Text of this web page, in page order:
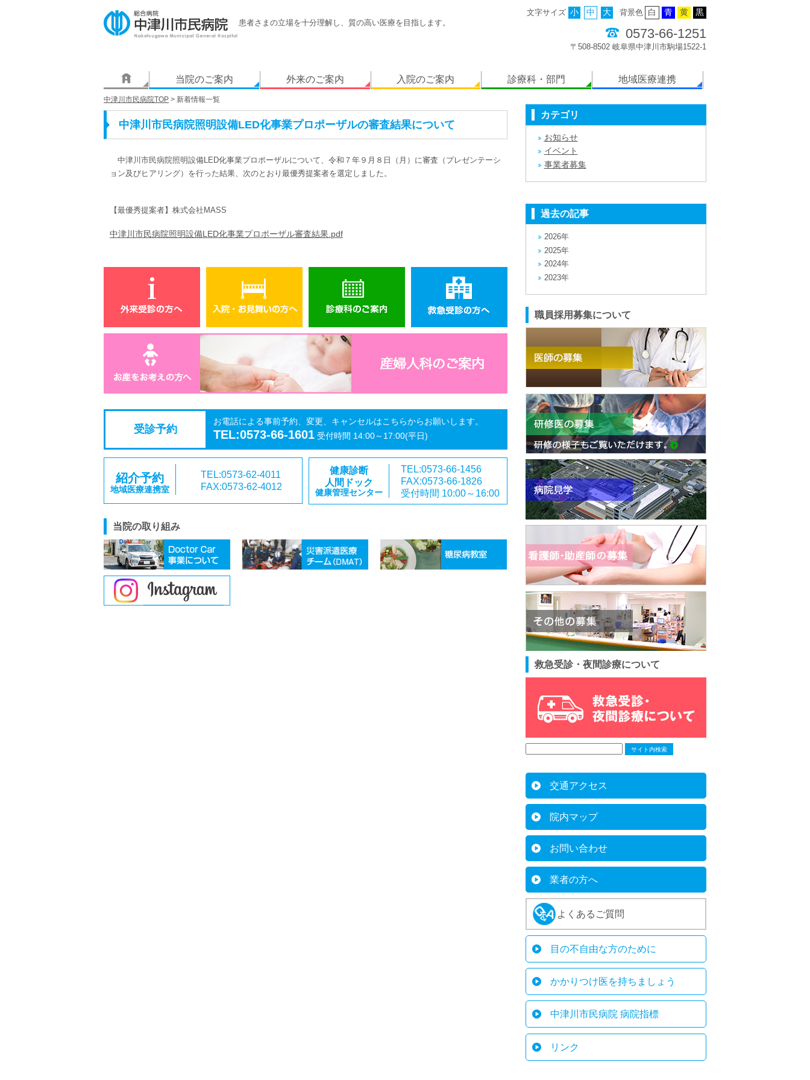
患者さまの立場を十分理解し、質の高い医療を目指します。
背景色 白 青 黄 黒
文字サイズ 小 中 大
0573-66-1251
〒508-8502 岐阜県中津川市駒場1522-1
当院のご案内 外来のご案内 入院のご案内 診療科・部門 地域医療連携
中津川市民病院TOP > 新着情報一覧
中津川市民病院照明設備LED化事業プロポーザルの審査結果について
中津川市民病院照明設備LED化事業プロポーザルについて、令和７年９月８日（月）に審査（プレゼンテーシ
ョン及びヒアリング）を行った結果、次のとおり最優秀提案者を選定しました。
【最優秀提案者】株式会社MASS
中津川市民病院照明設備LED化事業プロポーザル審査結果.pdf
受診予約
お電話による事前予約、変更、キャンセルはこちらからお願いします。
TEL:0573-66-1601 受付時間 14:00～17:00(平日)
紹介予約
地域医療連携室
TEL:0573-62-4011
FAX:0573-62-4012
健康診断
人間ドック
健康管理センター
TEL:0573-66-1456
FAX:0573-66-1826
受付時間 10:00～16:00
当院の取り組み
カテゴリ
お知らせ
イベント
事業者募集
過去の記事
2026年
2025年
2024年
2023年
職員採用募集について
救急受診・夜間診療について
交通アクセス
院内マップ
お問い合わせ
業者の方へ
よくあるご質問
目の不自由な方のために
かかりつけ医を持ちましょう
中津川市民病院 病院指標
リンク